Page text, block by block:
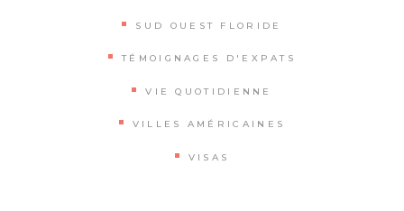
SUD OUEST FLORIDE
TÉMOIGNAGES D'EXPATS
VIE QUOTIDIENNE
VILLES AMÉRICAINES
VISAS